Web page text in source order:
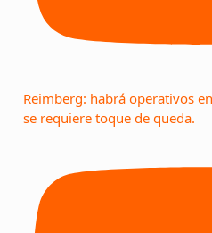
Reimberg: habrá operativos
se requiere toque de queda.